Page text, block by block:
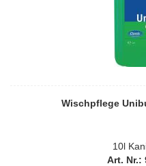
Wischpflege
10l
Art. Nr.: